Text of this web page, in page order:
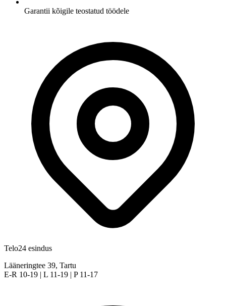
Garantii kõigile teostatud töödele
Telo24 esindus
Lääneringtee 39, Tartu
E-R 10-19 | L 11-19 | P 11-17